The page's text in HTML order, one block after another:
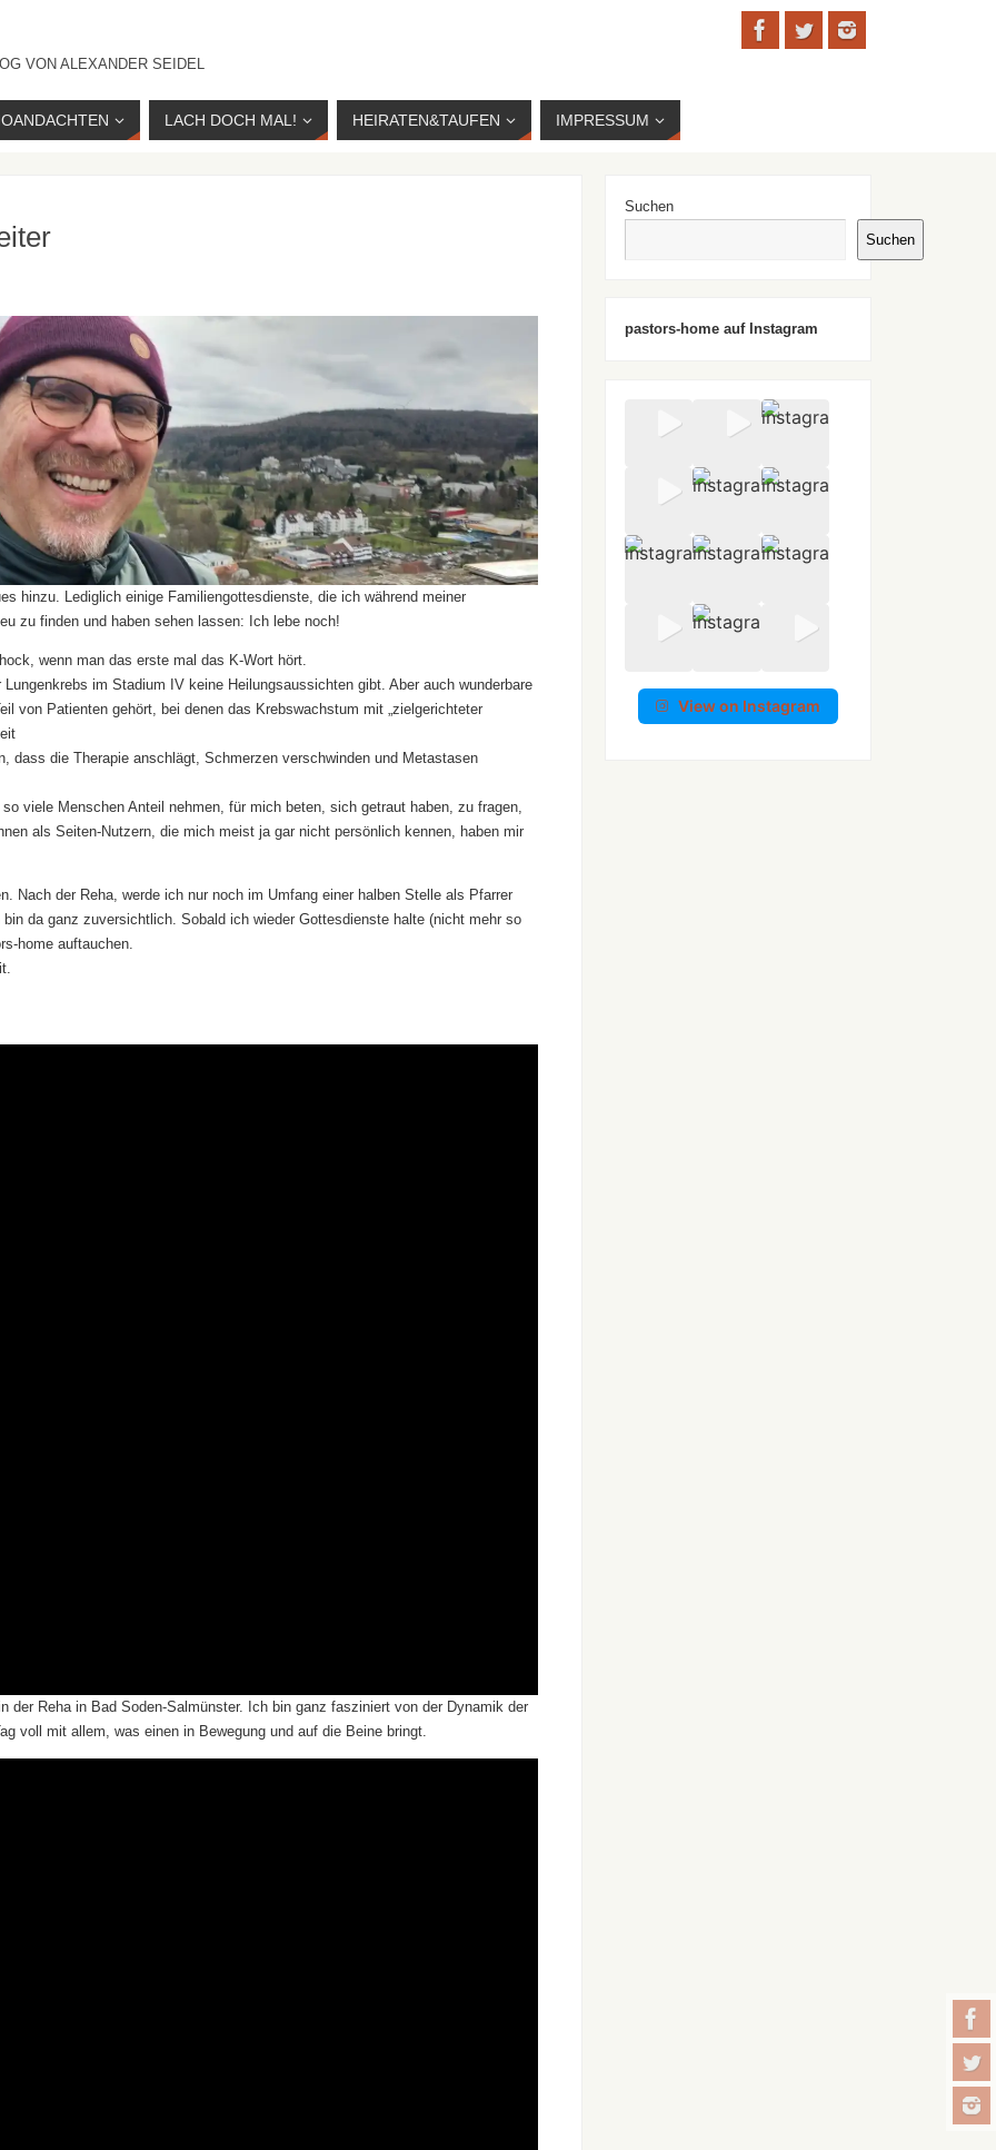
VON ALEXANDER SEIDEL
LACH DOCH MAL! HEIRATEN&TAUFEN IMPRESSUM
hinzu. Lediglich einige Familiengottesdienste, die ich während meiner
zu finden und haben sehen lassen: Ich lebe noch!
wenn man das erste mal das K-Wort hört.
im Stadium IV keine Heilungsaussichten gibt. Aber auch wunderbare
von Patienten gehört, bei denen das Krebswachstum mit „zielgerichteter
dass die Therapie anschlägt, Schmerzen verschwinden und Metastasen
viele Menschen Anteil nehmen, für mich beten, sich getraut haben, zu fragen,
als Seiten-Nutzern, die mich meist ja gar nicht persönlich kennen, haben mir
Nach der Reha, werde ich nur noch im Umfang einer halben Stelle als Pfarrer
da ganz zuversichtlich. Sobald ich wieder Gottesdienste halte (nicht mehr so
home auftauchen.
der Reha in Bad Soden-Salmünster. Ich bin ganz fasziniert von der Dynamik der
voll mit allem, was einen in Bewegung und auf die Beine bringt.
Suchen
Suchen
pastors-home auf Instagram
View on Instagram